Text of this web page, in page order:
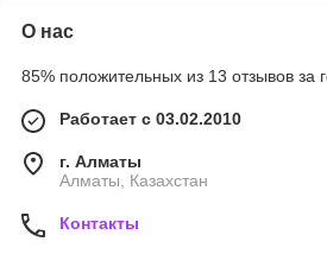
О нас
85% положительных из 13 отзывов за
Работает с 03.02.2010
г. Алматы
Алматы, Казахстан
Контакты